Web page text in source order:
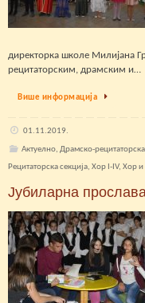
директорка школе Милијана
рецитаторским, драмским и…
Више информација
01.11.2019.
Актуелно, Драмско-рецитаторска
Рецитаторска секција, Хор I-IV, Хор и
Јубиларна